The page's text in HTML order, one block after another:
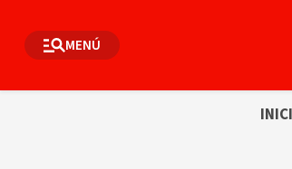
MENÚ